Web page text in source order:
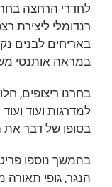
לחדרי הרחצה
רנדומלי ליצירת
באריחים לבנים
במראה אותנטי
בחרנו ריצופים,
למדרגות ועוד
בסופו של דבר את
בהמשך נוספו
הנגר, גופי